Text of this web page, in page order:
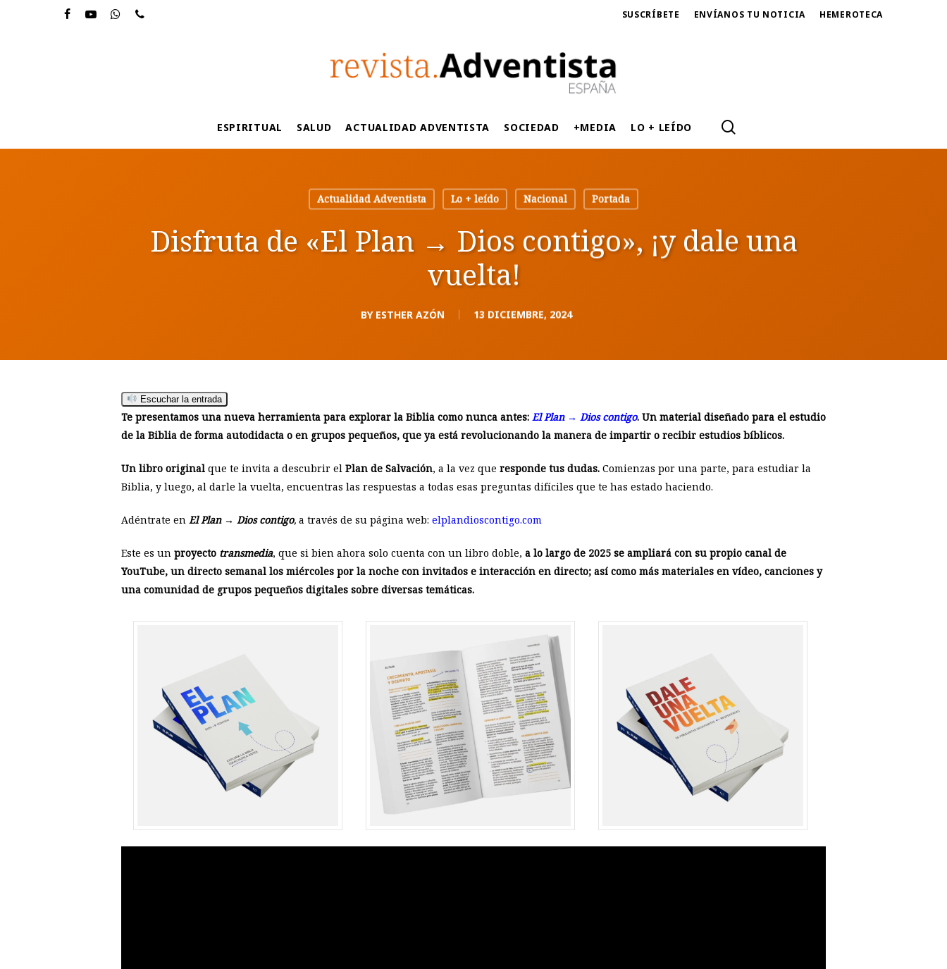
SUSCRÍBETE ENVÍANOS TU NOTICIA HEMEROTECA
Hit enter to search or ESC to close
ESPIRITUAL SALUD ACTUALIDAD ADVENTISTA SOCIEDAD +MEDIA LO + LEÍDO
Actualidad Adventista Lo + leído Nacional Portada
Disfruta de «El Plan → Dios contigo», ¡y dale una
vuelta!
BY ESTHER AZÓN 13 DICIEMBRE, 2024
Escuchar la entrada
Te presentamos una nueva herramienta para explorar la Biblia como nunca antes: El Plan → Dios contigo. Un material diseñado para el estudio
de la Biblia de forma autodidacta o en grupos pequeños, que ya está revolucionando la manera de impartir o recibir estudios bíblicos.
Un libro original que te invita a descubrir el Plan de Salvación, a la vez que responde tus dudas. Comienzas por una parte, para estudiar la
Biblia, y luego, al darle la vuelta, encuentras las respuestas a todas esas preguntas difíciles que te has estado haciendo.
Adéntrate en El Plan → Dios contigo, a través de su página web: elplandioscontigo.com
Este es un proyecto transmedia, que si bien ahora solo cuenta con un libro doble, a lo largo de 2025 se ampliará con su propio canal de
YouTube, un directo semanal los miércoles por la noche con invitados e interacción en directo; así como más materiales en vídeo, canciones y
una comunidad de grupos pequeños digitales sobre diversas temáticas.